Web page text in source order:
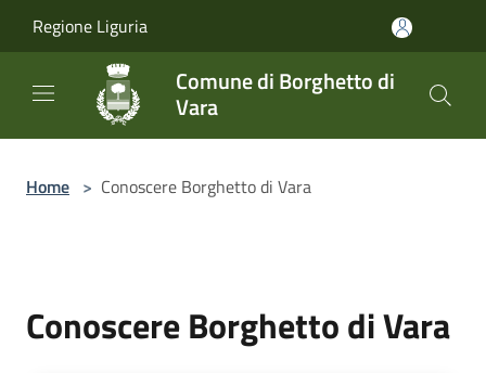
Regione Liguria
Comune di Borghetto di
Vara
Home > Conoscere Borghetto di Vara
Conoscere Borghetto di Vara